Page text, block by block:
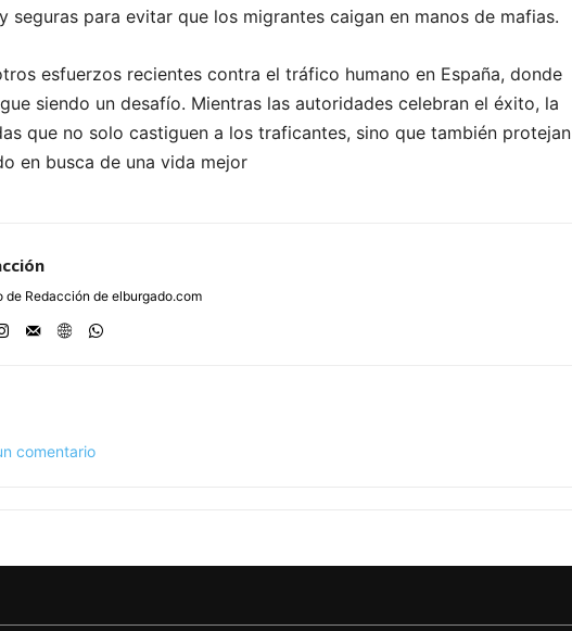
seguras para evitar que los migrantes caigan en manos de mafias.
esfuerzos recientes contra el tráfico humano en España, donde
siendo un desafío. Mientras las autoridades celebran el éxito, la
que no solo castiguen a los traficantes, sino que también protejan
en busca de una vida mejor
de Redacción de elburgado.com
comentario